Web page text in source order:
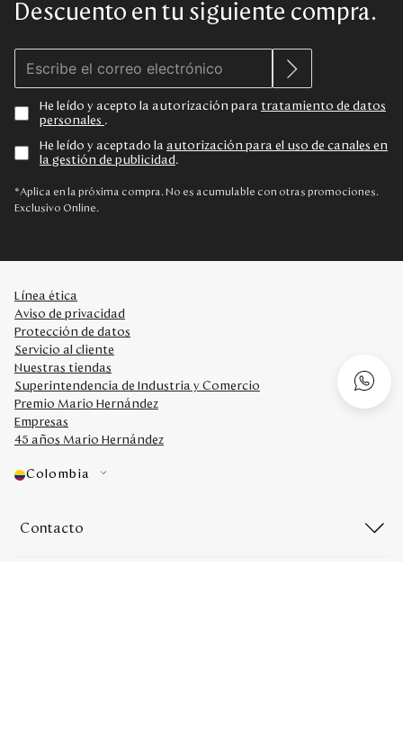
Descuento en tu siguiente compra.
He leído y acepto la autorización para tratamiento de datos
personales .
He leído y aceptado la autorización para el uso de canales en
la gestión de publicidad .
*Aplica en la próxima compra. No es acumulable con otras promociones.
Exclusivo Online.
Línea ética
Aviso de privacidad
Protección de datos
Servicio al cliente
Nuestras tiendas
Superintendencia de Industria y Comercio
Premio Mario Hernández
Empresas
45 años Mario Hernández
Colombia
Contacto